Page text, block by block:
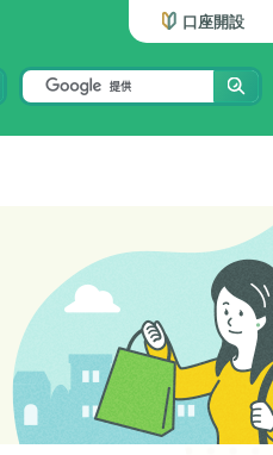
口座開設